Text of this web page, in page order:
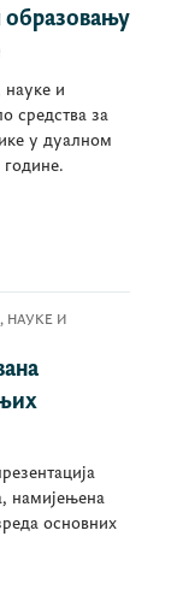
образовању
науке и
средства за
у дуалном
НАУКЕ И
намијењена
основних